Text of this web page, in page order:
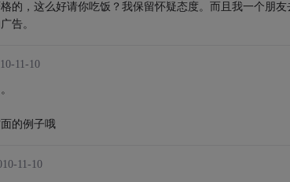
的，这么好请你吃饭？我保留怀疑态度。而且我一个朋
告。
11-10
的例子哦
11-10